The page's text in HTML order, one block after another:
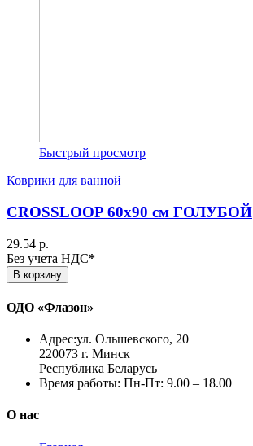
Быстрый просмотр
Коврики для ванной
CROSSLOOP 60х90 см ГОЛУБОЙ
29.54 р.
Без учета НДС*
В корзину
ОДО «Флазон»
Адрес:ул. Ольшевского, 20
220073 г. Минск
Республика Беларусь
Время работы: Пн-Пт: 9.00 – 18.00
О нас